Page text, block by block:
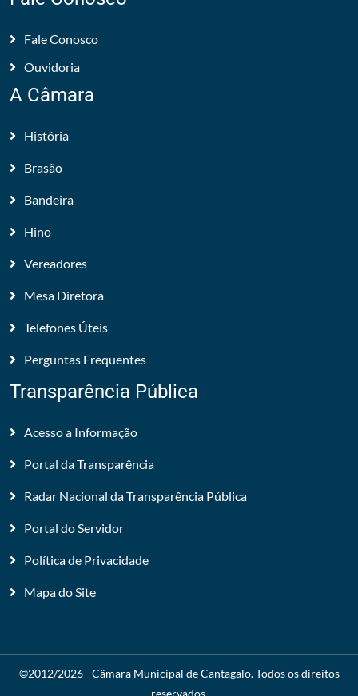
Fale Conosco
Ouvidoria
A Câmara
História
Brasão
Bandeira
Hino
Vereadores
Mesa Diretora
Telefones Úteis
Perguntas Frequentes
Transparência Pública
Acesso a Informação
Portal da Transparência
Radar Nacional da Transparência Pública
Portal do Servidor
Política de Privacidade
Mapa do Site
©2012/2026 -Câmara Municipal de Cantagalo. Todos os direitos
reservados.